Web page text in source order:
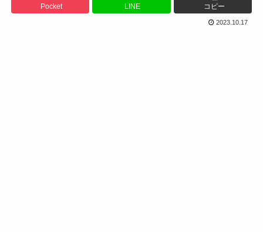
Pocket LINE コピー
2023.10.17